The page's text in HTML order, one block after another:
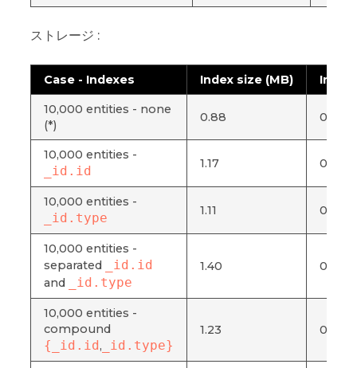
ストレージ :
Case - Indexes Index size (MB) Index
10,000 entities - none
(*)
0.88 0.004
10,000 entities -
_id.id 1.17 0.006
10,000 entities -
_id.type 1.11 0.005
10,000 entities -
separated
_id.id
and _id.type
1.40 0.007
10,000 entities -
compound
{_id.id, _id.type}
1.23 0.006